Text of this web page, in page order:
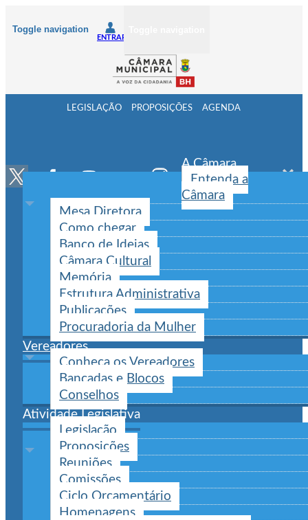
Toggle navigation
ENTRAR
LEGISLAÇÃO PROPOSIÇÕES AGENDA
A Câmara
Entenda a
Câmara
Mesa Diretora
Como chegar
Banco de Ideias
Câmara Cultural
Memória
Estrutura Administrativa
Publicações
Procuradoria da Mulher
Vereadores
Conheça os Vereadores
Bancadas e Blocos
Conselhos
Atividade Legislativa
Legislação
Proposições
Reuniões
Comissões
Ciclo Orçamentário
Homenagens